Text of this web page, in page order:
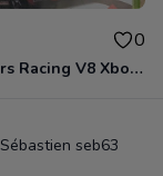
0
Superstars Racing V8 Xbox 360
Sébastien seb63